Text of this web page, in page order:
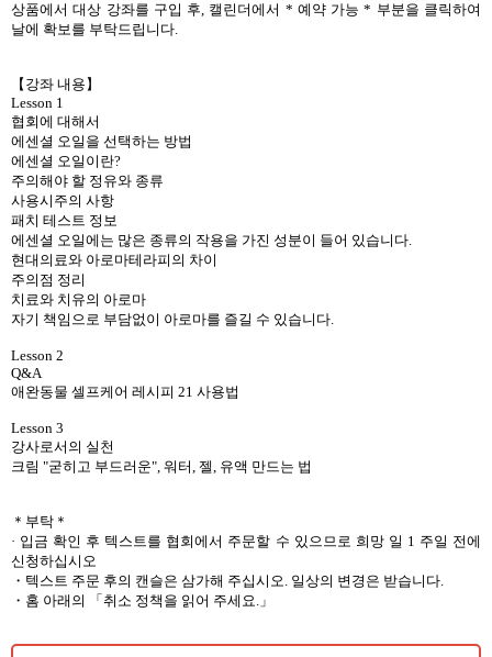
상품에서 대상 강좌를 구입 후, 캘린더에서 * 예약 가능 * 부분을 클릭하여
날에 확보를 부탁드립니다.
【강좌 내용】
Lesson 1
협회에 대해서
에센셜 오일을 선택하는 방법
에센셜 오일이란?
주의해야 할 정유와 종류
사용시주의 사항
패치 테스트 정보
에센셜 오일에는 많은 종류의 작용을 가진 성분이 들어 있습니다.
현대의료와 아로마테라피의 차이
주의점 정리
치료와 치유의 아로마
자기 책임으로 부담없이 아로마를 즐길 수 있습니다.
Lesson 2
Q&A
애완동물 셀프케어 레시피 21 사용법
Lesson 3
강사로서의 실천
크림 "굳히고 부드러운", 워터, 젤, 유액 만드는 법
＊부탁＊
· 입금 확인 후 텍스트를 협회에서 주문할 수 있으므로 희망 일 1 주일 전에
신청하십시오
・텍스트 주문 후의 캔슬은 삼가해 주십시오. 일상의 변경은 받습니다.
・홈 아래의 「취소 정책을 읽어 주세요.」